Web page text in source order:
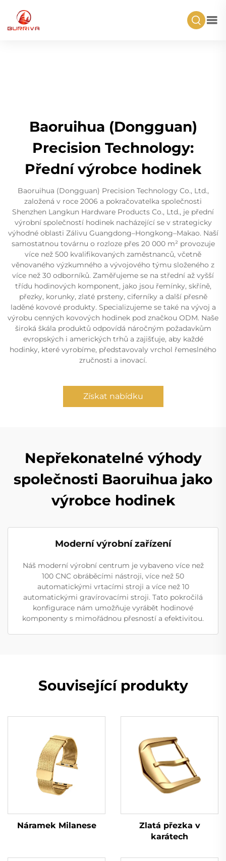
Baoruihua (Dongguan)
Precision Technology:
Přední výrobce hodinek
Baoruihua (Dongguan) Precision Technology Co., Ltd.,
založená v roce 2006 a pokračovatelka společnosti
Shenzhen Langkun Hardware Products Co., Ltd., je přední
výrobní společností hodinek nacházející se v strategicky
výhodné oblasti Zálivu Guangdong–Hongkong–Makao. Naší
samostatnou továrnu o rozloze přes 20 000 m² provozuje
více než 500 kvalifikovaných zaměstnanců, včetně
věnovaného výzkumného a vývojového týmu složeného z
více než 30 odborníků. Zaměřujeme se na střední až vyšší
třídu hodinových komponent, jako jsou řemínky, skříně,
přezky, korunky, zlaté prsteny, ciferníky a další přesně
laděné kovové produkty. Specializujeme se také na vývoj a
výrobu cenných kovových hodinek pod značkou ODM. Naše
široká škála produktů odpovídá náročným požadavkům
evropských i amerických trhů a zajišťuje, aby každé
hodinky, které vyrobíme, představovaly vrchol řemeslného
zručnosti a inovací.
Získat nabídku
Nepřekonatelné výhody
společnosti Baoruihua jako
výrobce hodinek
Moderní výrobní zařízení
Náš moderní výrobní centrum je vybaveno více než
100 CNC obráběcími nástroji, více než 50
automatickými vrtacími stroji a více než 10
automatickými gravírovacími stroji. Tato pokročilá
konfigurace nám umožňuje vyrábět hodinové
komponenty s mimořádnou přesností a efektivitou.
Související produkty
Náramek Milanese
Zlatá přezka v
karátech